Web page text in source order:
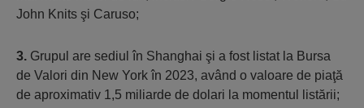
John Knits şi Caruso;
3. Grupul are sediul în Shanghai şi a fost listat la Bursa
de Valori din New York în 2023, având o valoare de piaţă
de aproximativ 1,5 miliarde de dolari la momentul listării;